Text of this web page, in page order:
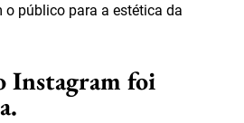
o público para a estética da
Instagram foi